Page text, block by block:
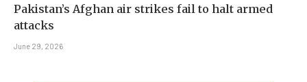
Pakistan’s Afghan air strikes fail to halt armed
attacks
June 29, 2026